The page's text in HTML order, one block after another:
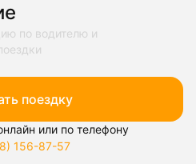
по водителю и
поездку
или по телефону
156-87-57